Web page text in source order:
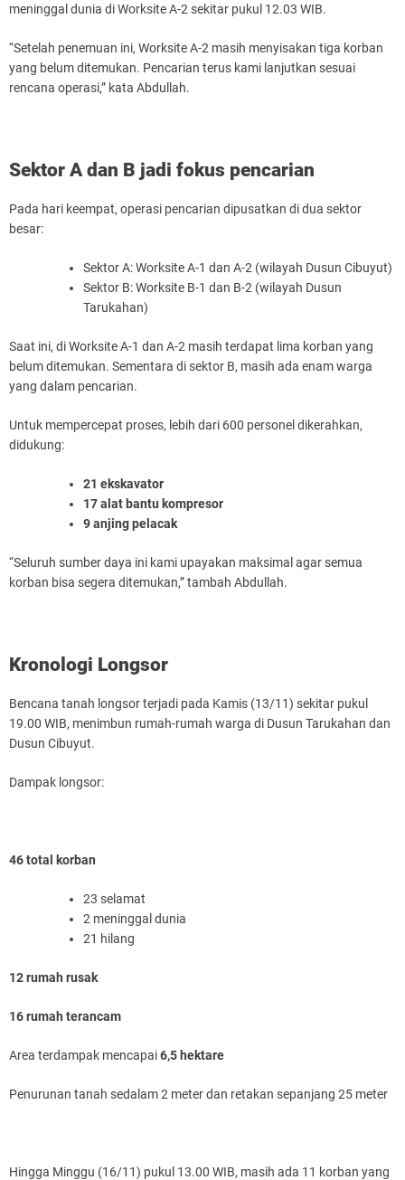
meninggal dunia di Worksite A-2 sekitar pukul 12.03 WIB.
“Setelah penemuan ini, Worksite A-2 masih menyisakan tiga korban
yang belum ditemukan. Pencarian terus kami lanjutkan sesuai
rencana operasi,” kata Abdullah.
Sektor A dan B jadi fokus pencarian
Pada hari keempat, operasi pencarian dipusatkan di dua sektor
besar:
Sektor A: Worksite A-1 dan A-2 (wilayah Dusun Cibuyut)
Sektor B: Worksite B-1 dan B-2 (wilayah Dusun
Tarukahan)
Saat ini, di Worksite A-1 dan A-2 masih terdapat lima korban yang
belum ditemukan. Sementara di sektor B, masih ada enam warga
yang dalam pencarian.
Untuk mempercepat proses, lebih dari 600 personel dikerahkan,
didukung:
21 ekskavator
17 alat bantu kompresor
9 anjing pelacak
“Seluruh sumber daya ini kami upayakan maksimal agar semua
korban bisa segera ditemukan,” tambah Abdullah.
Kronologi Longsor
Bencana tanah longsor terjadi pada Kamis (13/11) sekitar pukul
19.00 WIB, menimbun rumah-rumah warga di Dusun Tarukahan dan
Dusun Cibuyut.
Dampak longsor:
46 total korban
23 selamat
2 meninggal dunia
21 hilang
12 rumah rusak
16 rumah terancam
Area terdampak mencapai6,5 hektare
Penurunan tanah sedalam 2 meter dan retakan sepanjang 25 meter
Hingga Minggu (16/11) pukul 13.00 WIB, masih ada 11 korban yang